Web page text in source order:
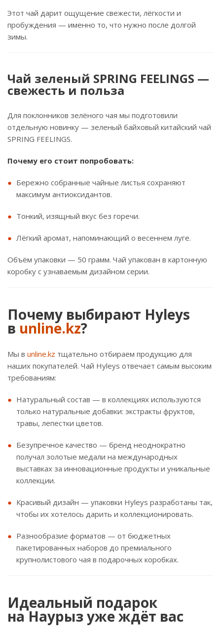
Этот чай дарит ощущение свежести, лёгкости и
пробуждения — именно то, что нужно после долгой
зимы.
Чай зеленый SPRING FEELINGS —
свежесть и польза
Для поклонников зелёного чая мы подготовили
отдельную новинку — зеленый байховый китайский чай
SPRING FEELINGS.
Почему его стоит попробовать:
Бережно собранные чайные листья сохраняют
максимум антиоксидантов.
Тонкий, изящный вкус без горечи.
Лёгкий аромат, напоминающий о весеннем луге.
Объём упаковки — 50 грамм. Чай упакован в картонную
коробку с узнаваемым дизайном серии.
Почему выбирают Hyleys
в unline.kz?
Мы в unline.kz тщательно отбираем продукцию для
наших покупателей. Чай Hyleys отвечает самым высоким
требованиям:
Натуральный состав — в коллекциях используются
только натуральные добавки: экстракты фруктов,
травы, лепестки цветов.
Безупречное качество — бренд неоднократно
получал золотые медали на международных
выставках за инновационные продукты и уникальные
коллекции.
Красивый дизайн — упаковки Hyleys разработаны так,
чтобы их хотелось дарить и коллекционировать.
Разнообразие форматов — от бюджетных
пакетированных наборов до премиального
крупнолистового чая в подарочных коробках.
Идеальный подарок
на Наурыз уже ждёт вас